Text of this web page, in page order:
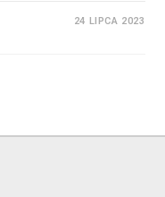
24 LIPCA 2023